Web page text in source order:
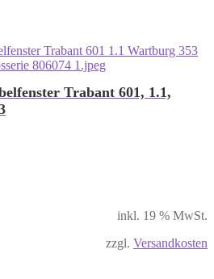
Trabant 601, 1.1,
inkl. 19 % MwSt.
zzgl. Versandkosten